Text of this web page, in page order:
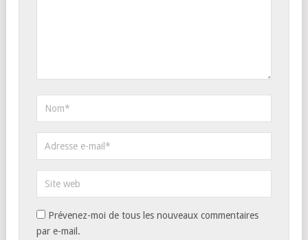
Prévenez-moi de tous les nouveaux commentaires
par e-mail.